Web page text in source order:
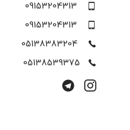
09153204313
09153204313
05138383204
05138539375